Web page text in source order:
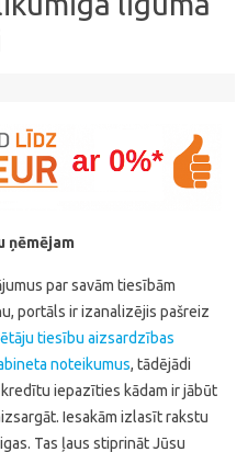
ņēmējam
par savām tiesībām
portāls ir izanalizējis pašreiz
tiesību aizsardzības
noteikumus, tādējādi
iepazīties kādam ir jābūt
Iesakām izlasīt rakstu
Tas ļaus stiprināt Jūsu